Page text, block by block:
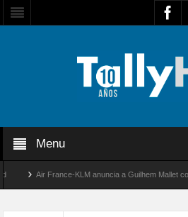
Menu
Air France-KLM anuncia a Guilhem Mallet